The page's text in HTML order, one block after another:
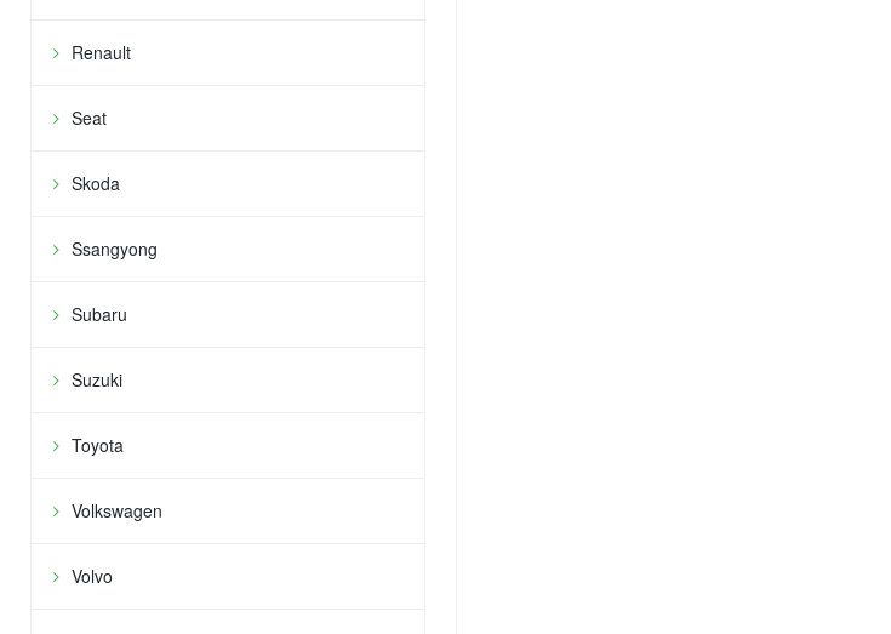
Renault
Seat
Skoda
Ssangyong
Subaru
Suzuki
Toyota
Volkswagen
Volvo